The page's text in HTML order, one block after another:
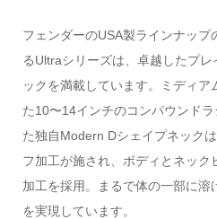
フェンダーのUSA製ラインナッ
るUltraシリーズは、卓越したプ
ックを満載しています。ミディア
た10〜14インチのコンパウンド
た独自Modern Dシェイプネック
フ加工が施され、ボディとネック
加工を採用。まるで体の一部に
を実現しています。